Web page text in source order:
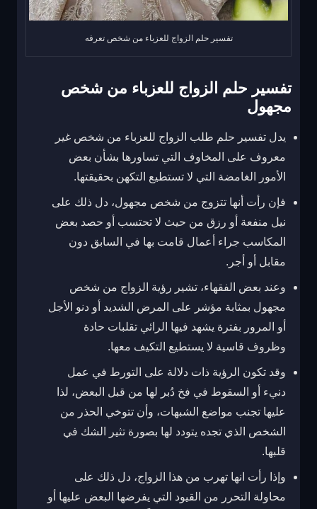
تفسير حلم الزواج للعزباء من شخص تعرفه
تفسير حلم الزواج للعزباء من شخص
مجهول
يدل تفسير حلم طلب الزواج للعزباء من شخص غير
معروف على المخاوف التي تساورها بشأن بعض
الأمور الغامضة التي لا تستطيع التكهن بحقيقتها.
فإن رأت أنها تتزوج من شخص مجهول، دل ذلك على
نيل منفعة أو رزق من حيث لا تحتسب أو حصد بعض
المكاسب جراء أعمال قامت بها في السابق دون
مقابل أو أجر.
وعند بعض الفقهاء، تشير رؤية الزواج من شخص
مجهول بمثابة مؤشر على المرض الشديد أو دنو الأجل
أو المرور بفترة يشهد فيها الرائي تقلبات حادة
وظروف قاسية لا يستطيع التكيف معها.
وقد تكون الرؤية ذات دلالة على التورط في عمل
دنيء أو السقوط في فخ دُبر لها من قبل البعض، لذا
عليها تجنب مواضع الشبهات، وأن تتوخي الحذر من
الشخص الذي تجده يتودد لها بصورة تثير الشك في
قلبها.
وإذا رأت انها تهرب من هذا الزواج، دل ذلك على
محاولة التحرر من القيود التي يفرضها البعض عليها أو